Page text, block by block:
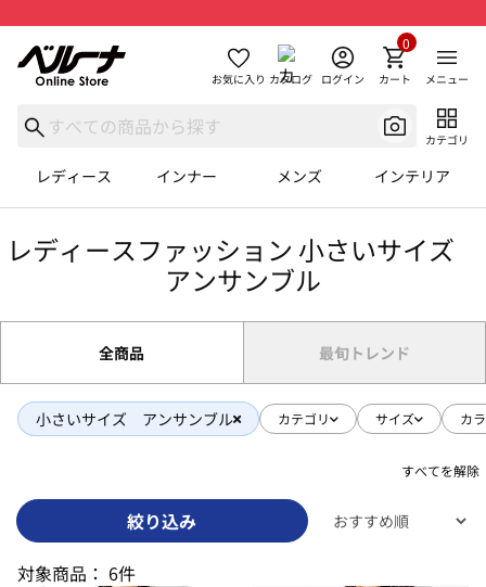
お気に入り カタログ ログイン カート
0
メニュー
カテゴリ
レディース インナー メンズ インテリア
レディースファッション 小さいサイズ
アンサンブル
全商品 最旬トレンド
小さいサイズ アンサンブル カテゴリ サイズ カ
すべてを解除
絞り込み
対象商品： 6件